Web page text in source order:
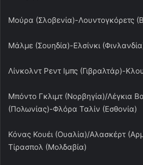
Μούρα (Σλοβενία)-Λουντογκόρετς
Μάλμε (Σουηδία)-Ελσίνκι
Λίνκολντ Ρεντ Ιμπς (Γιβραλτάρ)-
Μπόντο Γκλιμτ (Νορβηγία)/Λέγκια
(Πολωνίας)-Φλόρα Ταλίν (Εσθονία)
Κόνας Κουέι (Ουαλία)/Αλασκέρτ
Τίρασπολ (Μολδαβία)